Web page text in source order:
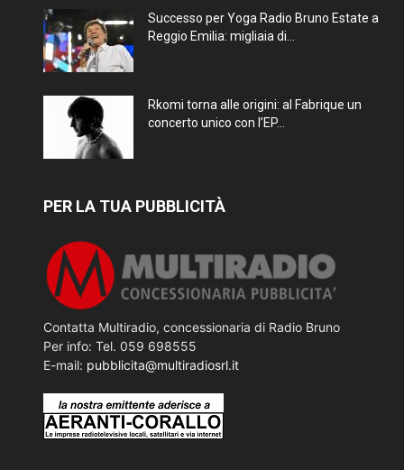
Successo per Yoga Radio Bruno Estate a
Reggio Emilia: migliaia di...
Rkomi torna alle origini: al Fabrique un
concerto unico con l’EP...
PER LA TUA PUBBLICITÀ
Contatta Multiradio, concessionaria di Radio Bruno
Per info: Tel. 059 698555
E-mail: pubblicita@multiradiosrl.it